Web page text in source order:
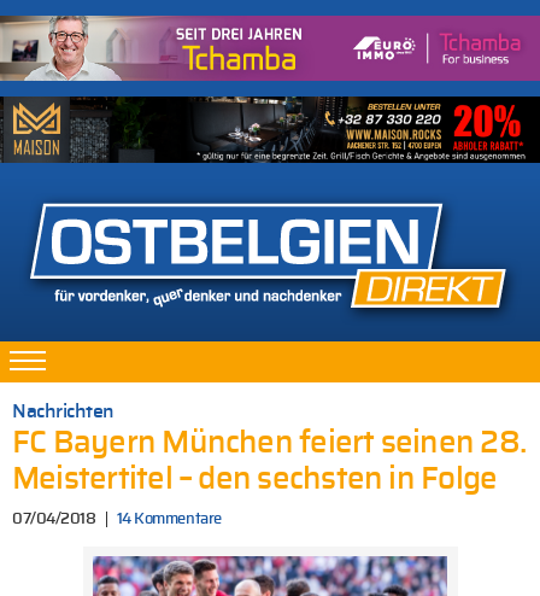
Nachrichten
FC Bayern München feiert seinen 28.
Meistertitel – den sechsten in Folge
07/04/2018 14 Kommentare